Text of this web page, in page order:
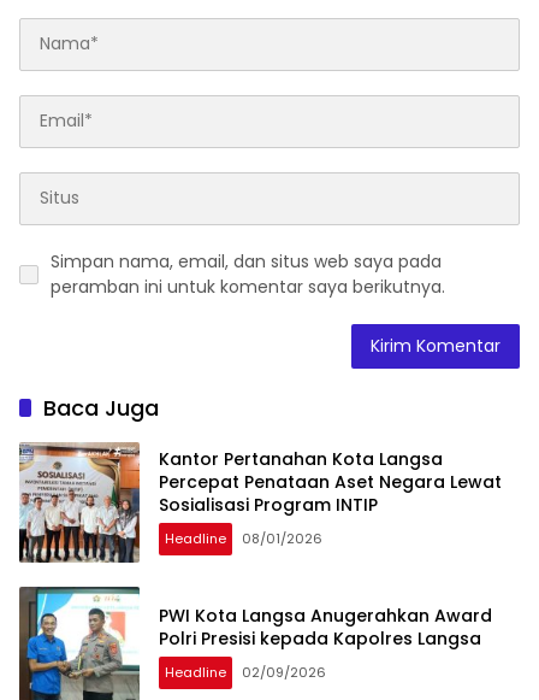
Simpan nama, email, dan situs web saya pada
peramban ini untuk komentar saya berikutnya.
Baca Juga
Kantor Pertanahan Kota Langsa
Percepat Penataan Aset Negara Lewat
Sosialisasi Program INTIP
Headline 08/01/2026
PWI Kota Langsa Anugerahkan Award
Polri Presisi kepada Kapolres Langsa
Headline 02/09/2026